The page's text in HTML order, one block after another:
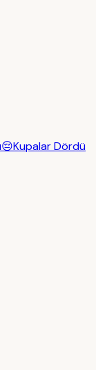
😔Kupalar Dördü